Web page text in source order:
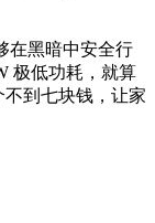
在黑暗中安全行
极低功耗，就算
到七块钱，让家